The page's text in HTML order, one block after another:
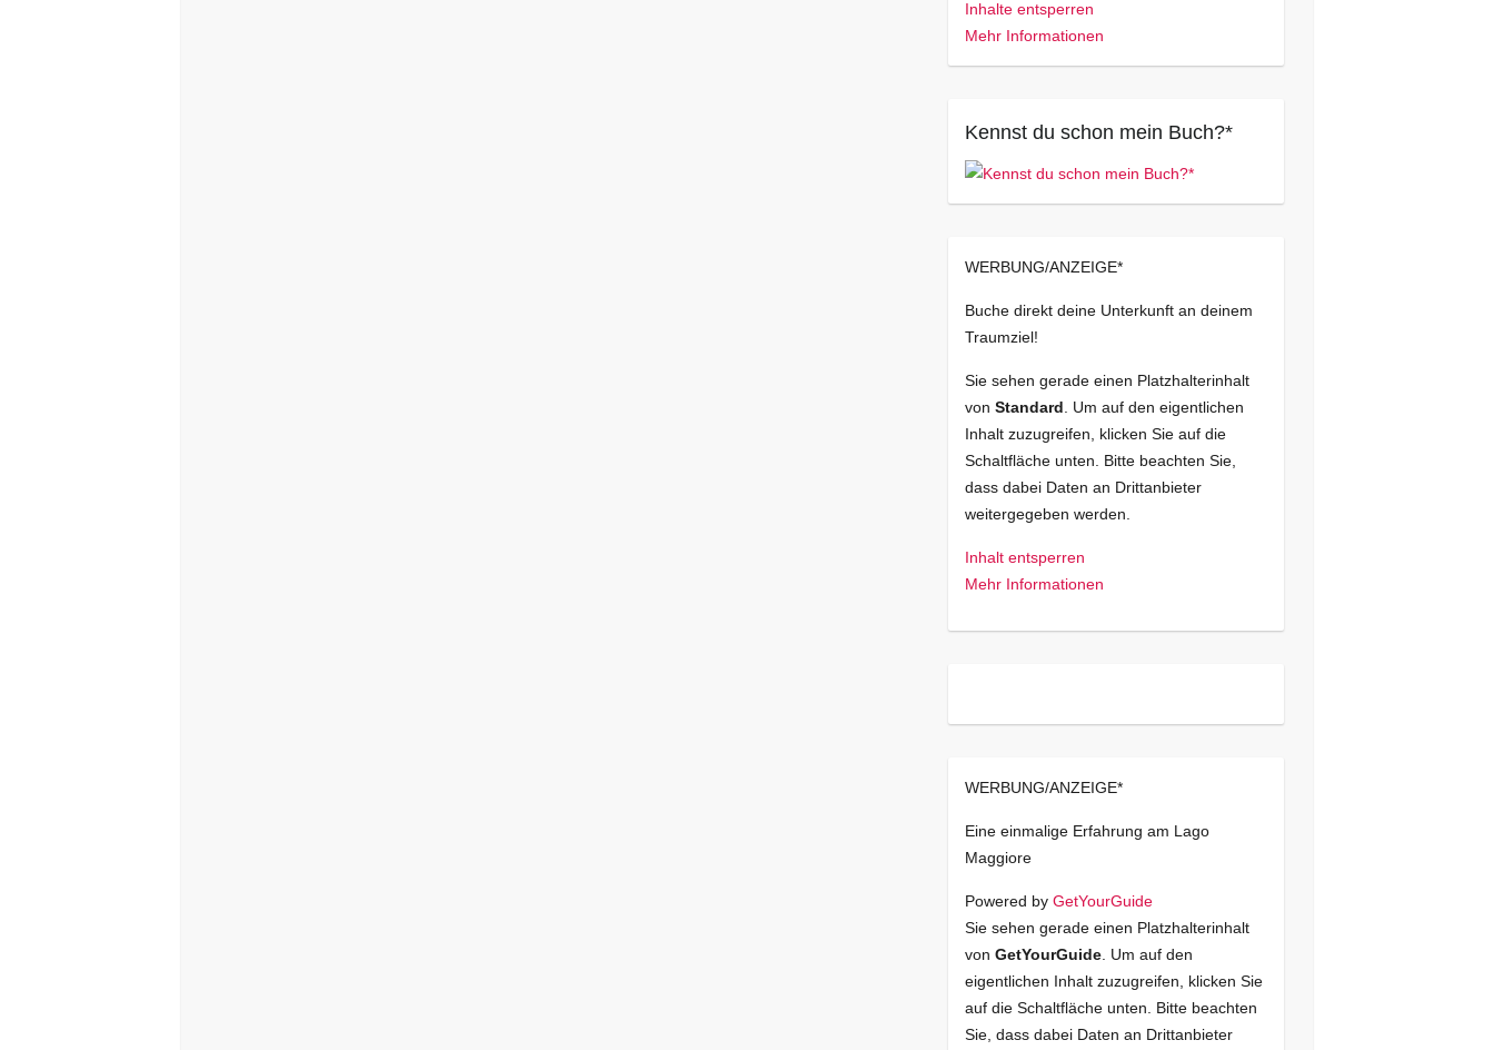
Inhalte entsperren
Mehr Informationen
Kennst du schon mein Buch?*
WERBUNG/ANZEIGE*
Buche direkt deine Unterkunft an deinem
Traumziel!
Sie sehen gerade einen Platzhalterinhalt
von Standard . Um auf den eigentlichen
Inhalt zuzugreifen, klicken Sie auf die
Schaltfläche unten. Bitte beachten Sie,
dass dabei Daten an Drittanbieter
weitergegeben werden.
Inhalt entsperren
Mehr Informationen
WERBUNG/ANZEIGE*
Eine einmalige Erfahrung am Lago
Maggiore
Powered by GetYourGuide
Sie sehen gerade einen Platzhalterinhalt
von GetYourGuide. Um auf den
eigentlichen Inhalt zuzugreifen, klicken Sie
auf die Schaltfläche unten. Bitte beachten
Sie, dass dabei Daten an Drittanbieter